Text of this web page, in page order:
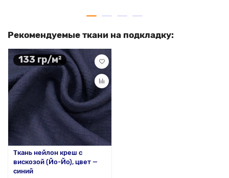
Рекомендуемые ткани на подкладку:
133 гр/м²
Ткань нейлон креш с
вискозой (Йо-Йо), цвет —
синий